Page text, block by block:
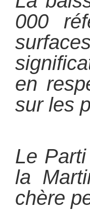
000
en
sur les
Le
la
chère